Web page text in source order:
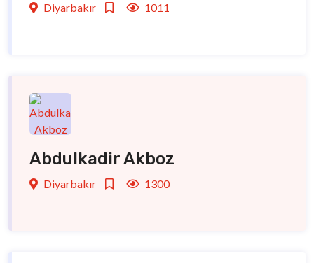
Diyarbakır 1011
Abdulkadir Akboz
Diyarbakır 1300